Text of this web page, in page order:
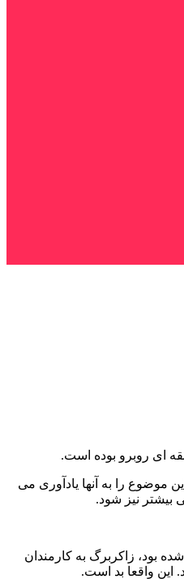
ای روبرو بوده است.
موضوع را به آنها یادآوری می
بود، زاکربرگ به کارمندان
این واقعا بد است.